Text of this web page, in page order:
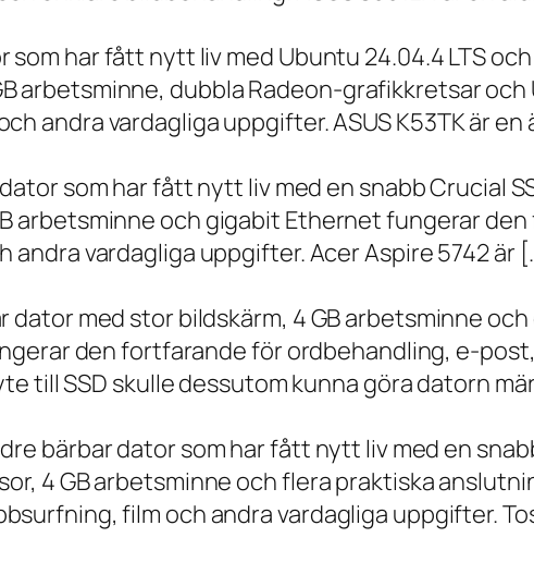
som har fått nytt liv med Ubuntu 24.04.4 LTS
arbetsminne, dubbla Radeon-grafikkretsar
andra vardagliga uppgifter. ASUS K53TK är
som har fått nytt liv med en snabb Crucial
arbetsminne och gigabit Ethernet fungerar
vardagliga uppgifter. Acer Aspire 5742 är
dator med stor bildskärm, 4 GB arbetsminne
den fortfarande för ordbehandling, e-
till SSD skulle dessutom kunna göra datorn
bärbar dator som har fått nytt liv med en
4 GB arbetsminne och flera praktiska
film och andra vardagliga uppgifter.